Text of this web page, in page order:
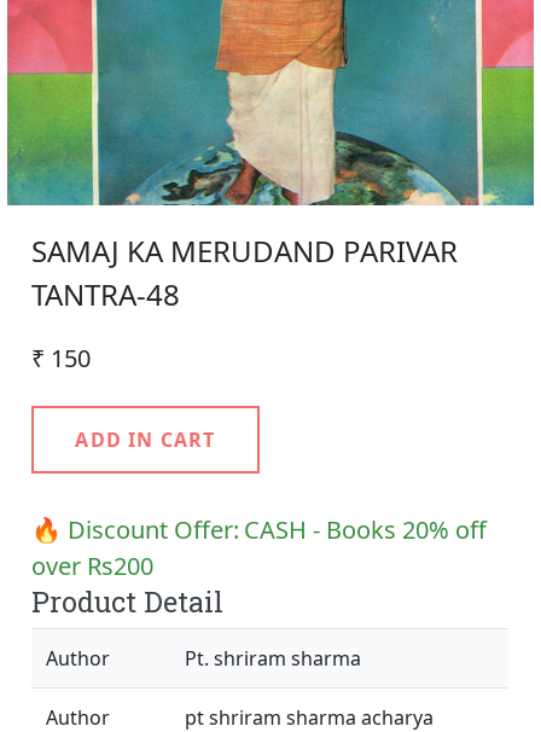
SAMAJ KA MERUDAND PARIVAR
TANTRA-48
₹ 150
ADD IN CART
🔥 Discount Offer: CASH - Books 20% off
over Rs200
Product Detail
Author Pt. shriram sharma
Author pt shriram sharma acharya